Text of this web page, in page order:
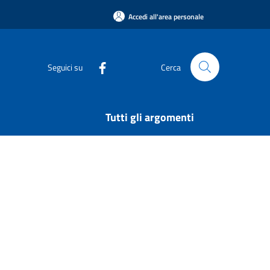
Accedi all'area personale
Seguici su Cerca
Tutti gli argomenti